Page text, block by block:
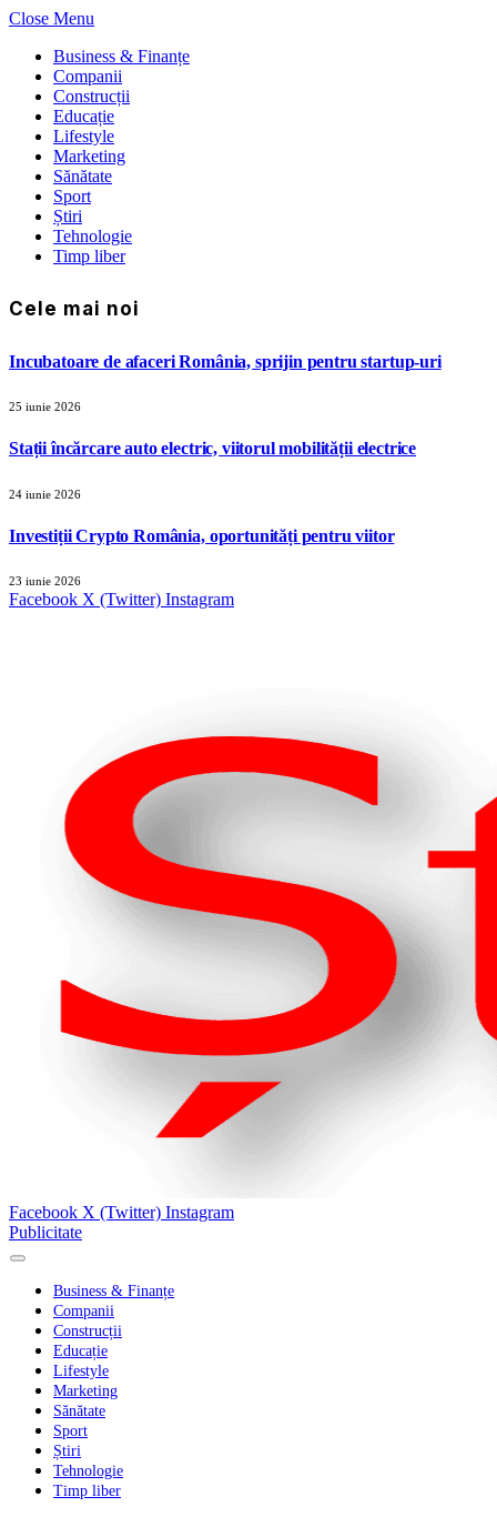
Close Menu
Business & Finanțe
Companii
Construcții
Educație
Lifestyle
Marketing
Sănătate
Sport
Știri
Tehnologie
Timp liber
Cele mai noi
Incubatoare de afaceri România, sprijin pentru startup-uri
25 iunie 2026
Stații încărcare auto electric, viitorul mobilității electrice
24 iunie 2026
Investiții Crypto România, oportunități pentru viitor
23 iunie 2026
Facebook X (Twitter) Instagram
Facebook X (Twitter) Instagram
Publicitate
Business & Finanțe
Companii
Construcții
Educație
Lifestyle
Marketing
Sănătate
Sport
Știri
Tehnologie
Timp liber